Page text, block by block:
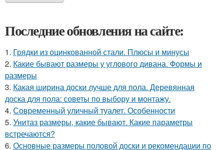
Последние обновления на сайте:
1. Грядки из оцинкованной стали. Плюсы и минусы
2. Какие бывают размеры у углового дивана. Формы и
размеры
3. Какая ширина доски лучше для пола. Деревянная
доска для пола: советы по выбору и монтажу.
4. Современный уличный туалет. Особенности
5. Унитаз размеры, какие бывают. Какие параметры
встречаются?
6. Основные размеры половой доски и рекомендации по